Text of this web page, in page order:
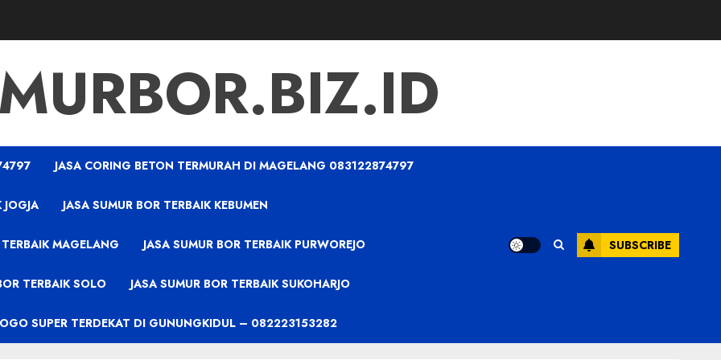
JASA CORING BETON TERMURAH DI MAGELANG 083122874797
JOGJA JASA SUMUR BOR TERBAIK KEBUMEN
MAGELANG JASA SUMUR BOR TERBAIK PURWOREJO
TERBAIK SOLO JASA SUMUR BOR TERBAIK SUKOHARJO
SUPER TERDEKAT DI GUNUNGKIDUL – 082223153282
SUBSCRIBE